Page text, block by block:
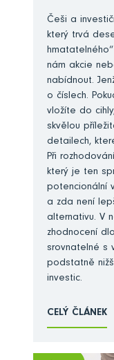
Češi a
který trvá
nám akcie
nabídnout.
o číslech.
vložíte do
skvělou
detailech,
Při
který je ten
potencionální
a zda není
alternativu. V
zhodnocení
srovnatelné s
podstatně
investic.
CELÝ ČLÁNEK